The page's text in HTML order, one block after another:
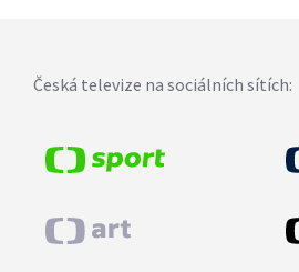
Česká televize na sociálních sítích: